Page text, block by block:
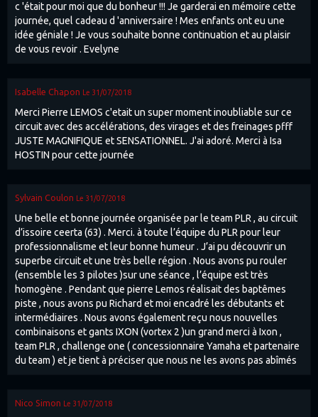
c 'était pour moi que du bonheur !!! Je garderai en mémoire cette
journée, quel cadeau d 'anniversaire ! Mes enfants ont eu une
idée géniale ! Je vous souhaite bonne continuation et au plaisir
de vous revoir . Evelyne
Isabelle Chapon Le 31/07/2018
Merci Pierre LEMOS c'etait un super moment inoubliable sur ce
circuit avec des accélérations, des virages et des freinages pfff
JUSTE MAGNIFIQUE et SENSATIONNEL. J'ai adoré. Merci à Isa
HOSTIN pour cette journée
Sylvain Coulon Le 31/07/2018
Une belle et bonne journée organisée par le team PLR , au circuit
d’issoire ceerta (63) . Merci. à toute l’équipe du PLR pour leur
professionnalisme et leur bonne humeur . J’ai pu découvrir un
superbe circuit et une très belle région . Nous avons pu rouler
(ensemble les 3 pilotes )sur une séance , l’équipe est très
homogène . Pendant que pierre Lemos réalisait des baptêmes
piste , nous avons pu Richard et moi encadré les débutants et
intermédiaires . Nous avons également reçu nous nouvelles
combinaisons et gants IXON (vortex 2 )un grand merci à Ixon ,
team PLR , challenge one ( concessionnaire Yamaha et partenaire
du team ) et je tient à préciser que nous ne les avons pas abîmés
Nico Simon Le 31/07/2018